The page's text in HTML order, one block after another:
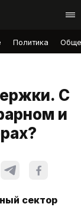
Политика
С
и
сектор